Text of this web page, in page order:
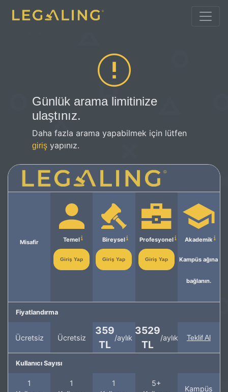
Günlük arama limitinize
ulaştınız.
Daha fazla arama yapabilmek için lütfen
giriş yapınız.
Misafir Temel
Giriş Yap
Bireysel
Giriş Yap
Profesyonel
Giriş Yap
Akademik
Kampüs ağına
bağlanın.
Fiyatlandırma
Ücretsiz Ücretsiz
359
TL
/aylık
3529
TL
/aylık Teklif Al
Kullanıcı Sayısı
1
1
1
5+
Kampüs